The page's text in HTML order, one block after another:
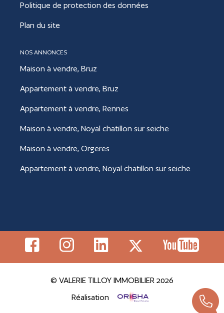
Politique de protection des données
Plan du site
NOS ANNONCES
Maison à vendre, Bruz
Appartement à vendre, Bruz
Appartement à vendre, Rennes
Maison à vendre, Noyal chatillon sur seiche
Maison à vendre, Orgeres
Appartement à vendre, Noyal chatillon sur seiche
© VALERIE TILLOY IMMOBILIER 2026
Réalisation